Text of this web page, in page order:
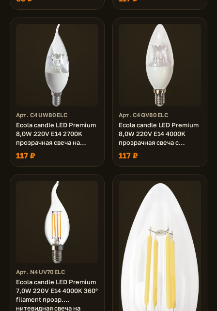
Арт. C4UW80ELC
Ecola candle LED Premium
8,0W 220V E14 2700K
прозрачная свеча на
ветру с линзой
(композит) 130x37
117 ₽
Арт. C4QV80ELC
Ecola candle LED Premium
8,0W 220V E14 4000K
прозрачная свеча с
линзой (композит) 105x37
117 ₽
Арт. N4UV70ELC
Ecola candle LED Premium
7,0W 220V E14 4000K 360°
filament прозр.
нитевидная свеча на